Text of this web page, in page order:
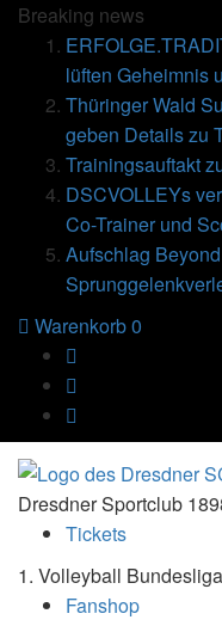
Breaking news
lüften Geheimnis
Thüringer Wald
geben Details zu
Trainingsauftakt
DSCVOLLEYs
Co-Trainer und
Aufschlag
Warenkorb0
Dresdner Sportclub
Tickets
1. Volleyball Bundesliga
Fanshop